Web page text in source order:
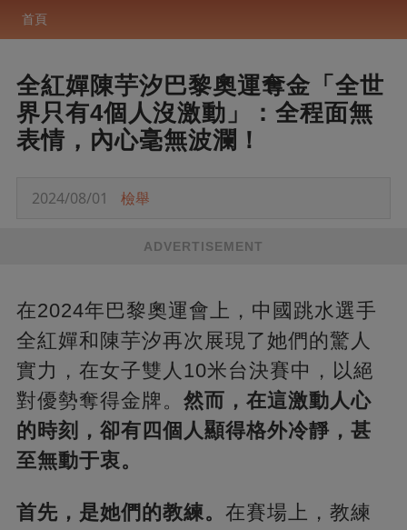
首頁
全紅嬋陳芋汐巴黎奧運奪金「全世
界只有4個人沒激動」：全程面無
表情，內心毫無波瀾！
2024/08/01 檢舉
ADVERTISEMENT
在2024年巴黎奧運會上，中國跳水選手
全紅嬋和陳芋汐再次展現了她們的驚人
實力，在女子雙人10米台決賽中，以絕
對優勢奪得金牌。 然而，在這激動人心
的時刻，卻有四個人顯得格外冷靜，甚
至無動于衷。
首先，是她們的教練。 在賽場上，教練